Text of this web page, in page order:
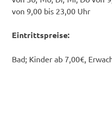
von 9,00 bis 23,00 Uhr
Eintrittspreise:
Bad; Kinder ab 7,00€,